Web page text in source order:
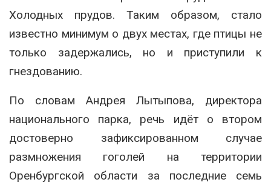
Холодных прудов. Таким образом, стало
известно минимум о двух местах, где птицы не
только задержались, но и приступили к
гнездованию.
По словам Андрея Лытыпова, директора
национального парка, речь идёт о втором
достоверно зафиксированном случае
размножения гоголей на территории
Оренбургской области за последние семь